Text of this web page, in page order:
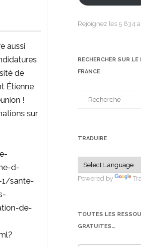
aussi
de
Étienne
!
sur
d-
1/sante-
de-
Rejoignez les 5 834
RECHERCHER SUR
FRANCE
TRADUIRE
Powered by
TOUTES LES
GRATUITES…